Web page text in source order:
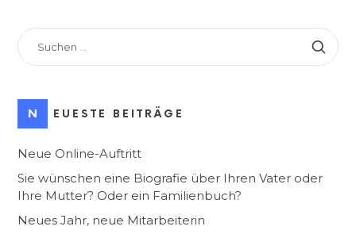
SUCHEN
NACH:
NEUESTE BEITRÄGE
Neue Online-Auftritt
Sie wünschen eine Biografie über Ihren Vater oder
Ihre Mutter? Oder ein Familienbuch?
Neues Jahr, neue Mitarbeiterin